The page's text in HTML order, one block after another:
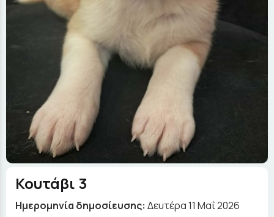
Κουτάβι 3
Ημερομηνία δημοσίευσης: Δευτέρα 11 Μαΐ 2026